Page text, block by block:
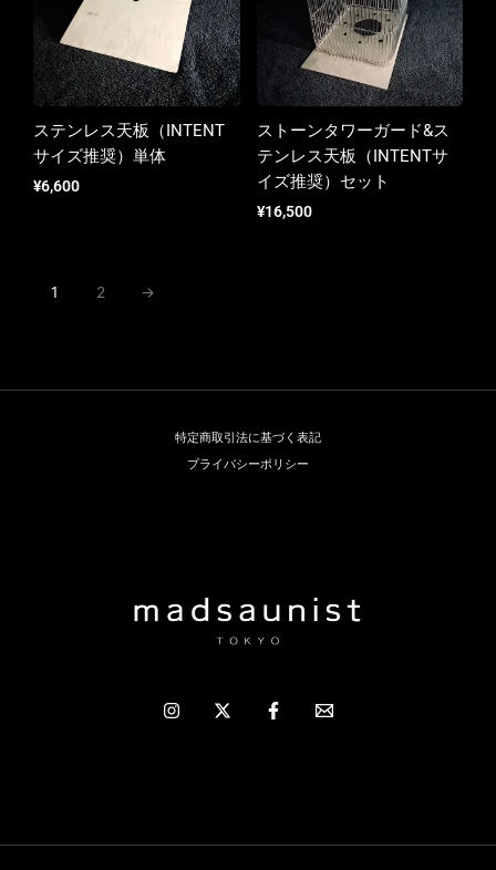
ステンレス天板（INTENT
サイズ推奨）単体
¥6,600
ストーンタワーガード&ス
テンレス天板（INTENTサ
イズ推奨）セット
¥16,500
1 2 →
特定商取引法に基づく表記
プライバシーポリシー